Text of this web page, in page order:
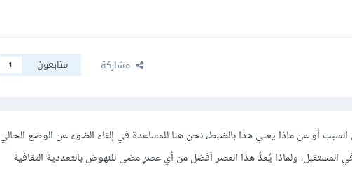
مشاركة متابعون 1
أو عن ماذا يعني هذا بالضبط، نحن هنا للمساعدة في إلقاء الضوء عن الوضع الحالي
ولماذا يُعدُّ هذا العصر أفضل من أي عصرٍ مضى للنهوض بالتعددية الثقافية